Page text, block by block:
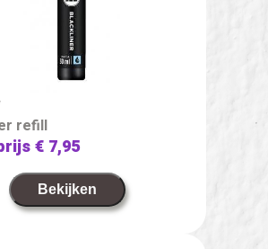
refill
€ 7,95
Bekijken